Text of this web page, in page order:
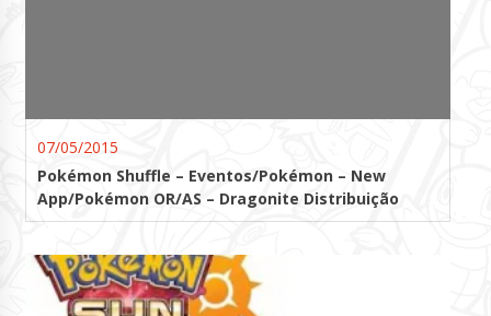
07/05/2015
Pokémon Shuffle – Eventos/Pokémon – New
App/Pokémon OR/AS – Dragonite Distribuição